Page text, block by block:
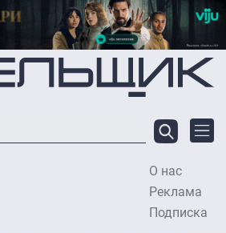
содержанию
О нас
Реклама
Подписка